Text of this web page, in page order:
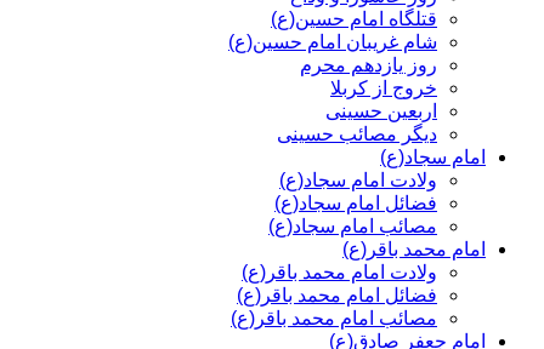
قتلگاه امام حسین(ع)
شام غریبان امام حسین(ع)
روز یازدهم محرم
خروج از کربلا
اربعین حسینی
دیگر مصائب حسینی
امام سجاد(ع)
ولادت امام سجاد(ع)
فضائل امام سجاد(ع)
مصائب امام سجاد(ع)
امام محمد باقر(ع)
ولادت امام محمد باقر(ع)
فضائل امام محمد باقر(ع)
مصائب امام محمد باقر(ع)
امام جعفر صادق(ع)